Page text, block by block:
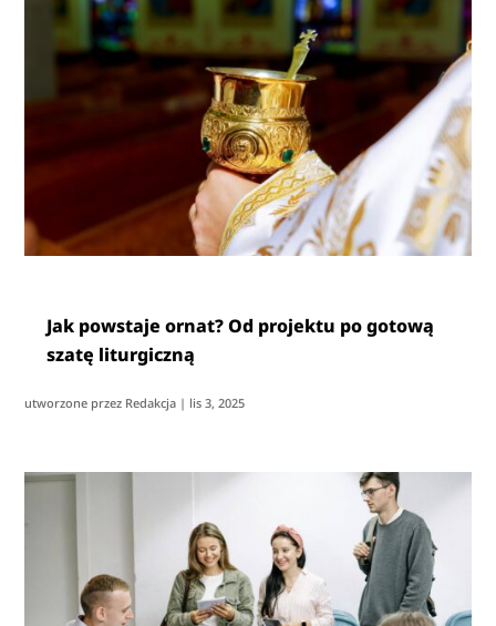
Jak powstaje ornat? Od projektu po gotową
szatę liturgiczną
utworzone przez Redakcja | lis 3, 2025